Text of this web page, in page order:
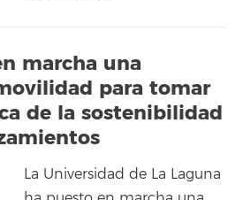
marcha una
para tomar
de la sostenibilidad
La Universidad de La Laguna